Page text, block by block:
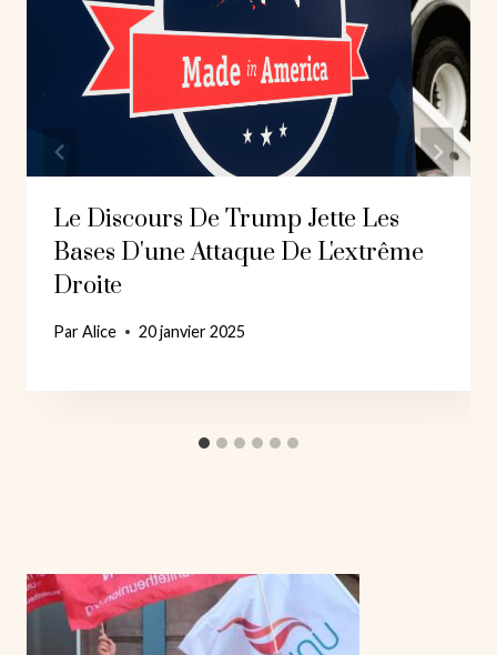
Le Discours De Trump Jette Les
Bases D'une Attaque De L'extrême
Droite
ParAlice 20 janvier 2025